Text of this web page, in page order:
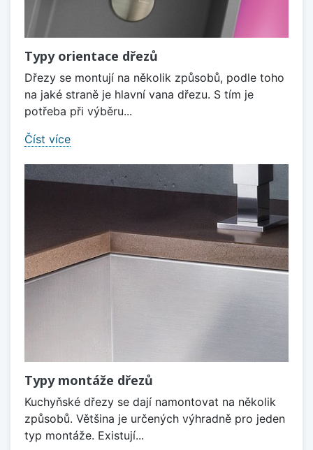
Typy orientace dřezů
Dřezy se montují na několik způsobů, podle toho
na jaké straně je hlavní vana dřezu. S tím je
potřeba při výběru...
Číst více
Typy montáže dřezů
Kuchyňské dřezy se dají namontovat na několik
způsobů. Většina je určených výhradně pro jeden
typ montáže. Existují...